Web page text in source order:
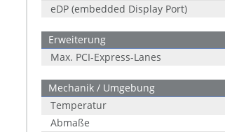
eDP (embedded Display Port)
Erweiterung
Max. PCI-Express-Lanes
Mechanik / Umgebung
Temperatur
Abmaße